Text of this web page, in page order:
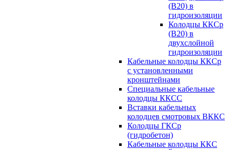
(В20) в
гидроизоляции
Колодцы ККСр
(В20) в
двухслойной
гидроизоляции
Кабельные колодцы ККСр
с установленными
кронштейнами
Специальные кабельные
колодцы ККСС
Вставки кабельных
колодцев смотровых ВККС
Колодцы ГКСр
(гидробетон)
Кабельные колодцы ККС